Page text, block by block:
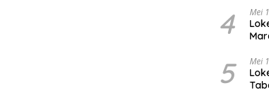
4 Mei
5 Mei